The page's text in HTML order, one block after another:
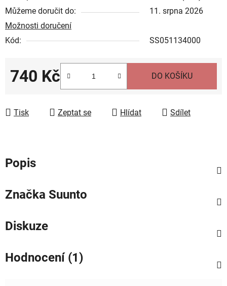
Můžeme doručit do:
11. srpna 2026
Možnosti doručení
Kód:
SS051134000
740 Kč DO KOŠÍKU
Tisk Zeptat se Hlídat Sdílet
Popis
Značka Suunto
Diskuze
Hodnocení (1)